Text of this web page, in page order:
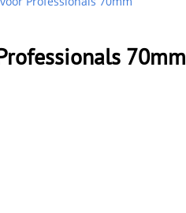
70mm